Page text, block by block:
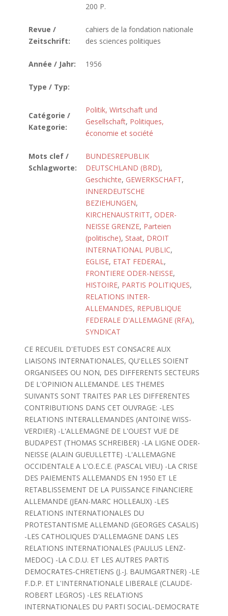
200 P.
Revue /
Zeitschrift:
cahiers de la fondation nationale
des sciences politiques
Année / Jahr: 1956
Type / Typ:
Catégorie /
Kategorie:
Politik, Wirtschaft und
Gesellschaft, Politiques,
économie et société
Mots clef /
Schlagworte:
BUNDESREPUBLIK
DEUTSCHLAND (BRD),
Geschichte, GEWERKSCHAFT,
INNERDEUTSCHE
BEZIEHUNGEN,
KIRCHENAUSTRITT, ODER-
NEISSE GRENZE, Parteien
(politische), Staat, DROIT
INTERNATIONAL PUBLIC,
EGLISE, ETAT FEDERAL,
FRONTIERE ODER-NEISSE,
HISTOIRE, PARTIS POLITIQUES,
RELATIONS INTER-
ALLEMANDES, REPUBLIQUE
FEDERALE D'ALLEMAGNE (RFA),
SYNDICAT
CE RECUEIL D'ETUDES EST CONSACRE AUX
LIAISONS INTERNATIONALES, QU'ELLES SOIENT
ORGANISEES OU NON, DES DIFFERENTS SECTEURS
DE L'OPINION ALLEMANDE. LES THEMES
SUIVANTS SONT TRAITES PAR LES DIFFERENTES
CONTRIBUTIONS DANS CET OUVRAGE: -LES
RELATIONS INTERALLEMANDES (ANTOINE WISS-
VERDIER) -L'ALLEMAGNE DE L'OUEST VUE DE
BUDAPEST (THOMAS SCHREIBER) -LA LIGNE ODER-
NEISSE (ALAIN GUEULLETTE) -L'ALLEMAGNE
OCCIDENTALE A L'O.E.C.E. (PASCAL VIEU) -LA CRISE
DES PAIEMENTS ALLEMANDS EN 1950 ET LE
RETABLISSEMENT DE LA PUISSANCE FINANCIERE
ALLEMANDE (JEAN-MARC HOLLEAUX) -LES
RELATIONS INTERNATIONALES DU
PROTESTANTISME ALLEMAND (GEORGES CASALIS)
-LES CATHOLIQUES D'ALLEMAGNE DANS LES
RELATIONS INTERNATIONALES (PAULUS LENZ-
MEDOC) -LA C.D.U. ET LES AUTRES PARTIS
DEMOCRATES-CHRETIENS (J.-J. BAUMGARTNER) -LE
F.D.P. ET L'INTERNATIONALE LIBERALE (CLAUDE-
ROBERT LEGROS) -LES RELATIONS
INTERNATIONALES DU PARTI SOCIAL-DEMOCRATE